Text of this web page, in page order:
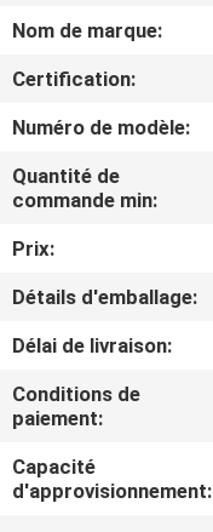
À
PROPOS
NOUS
DE
L'USINE
CONTRÔLE
DE
LA
QUALITÉ
Nom de marque:
Certification:
Numéro de modèle:
Quantité de
commande min:
Prix:
Détails d'emballage:
Délai de livraison:
Conditions de
paiement:
Capacité
d'approvisionnement: